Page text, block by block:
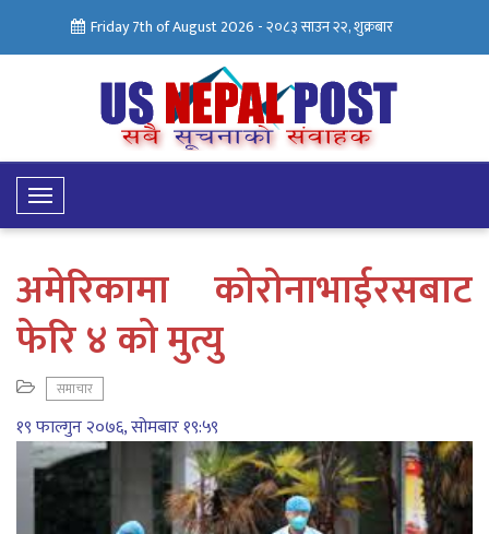
Friday 7th of August 2026 -२०८३ साउन २२, शुक्रबार
Toggle
Navigation
अमेरिकामा काेराेनाभाईरसबाट
फेरि ४ काे मुत्यु
समाचार
१९ फाल्गुन २०७६, सोमबार १९:५९